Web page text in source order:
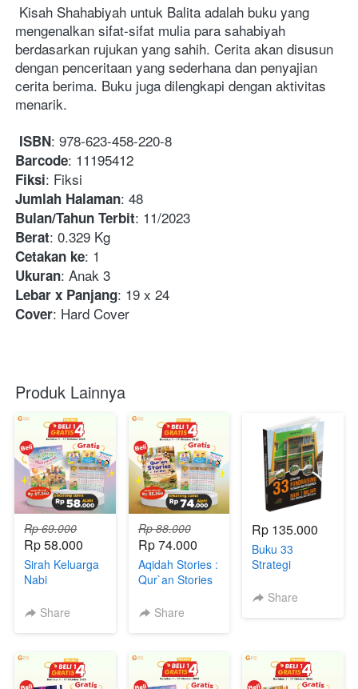
Kisah Shahabiyah untuk Balita adalah buku yang
mengenalkan sifat-sifat mulia para sahabiyah
berdasarkan rujukan yang sahih. Cerita akan disusun
dengan penceritaan yang sederhana dan penyajian
cerita berima. Buku juga dilengkapi dengan aktivitas
menarik.
ISBN: 978-623-458-220-8
Barcode: 11195412
Fiksi: Fiksi
Jumlah Halaman: 48
Bulan/Tahun Terbit: 11/2023
Berat: 0.329 Kg
Cetakan ke: 1
Ukuran: Anak 3
Lebar x Panjang: 19 x 24
Cover: Hard Cover
Produk Lainnya
Rp 69.000
Rp 58.000
Sirah Keluarga
Nabi
sawShare
Rp 88.000
Rp 74.000
Aqidah Stories :
Qur`an Stories
Kisah Aqidah
Share
Rp 135.000
Buku 33
Strategi
Yayasan &
Share